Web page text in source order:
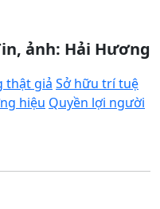
ảnh: Hải Hương
thật giả Sở hữu trí tuệ
hiệu Quyền lợi người